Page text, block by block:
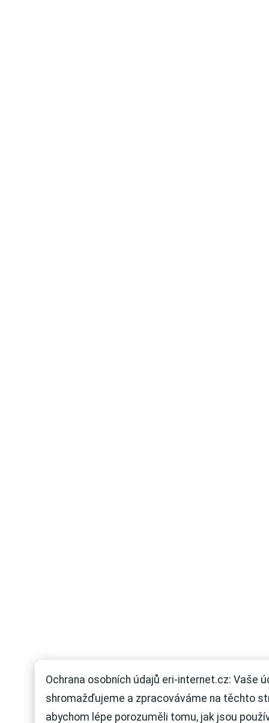
Ochrana osobních údajů eri-internet.cz: Vaše
shromažďujeme a zpracováváme na těchto
abychom lépe porozuměli tomu, jak jsou